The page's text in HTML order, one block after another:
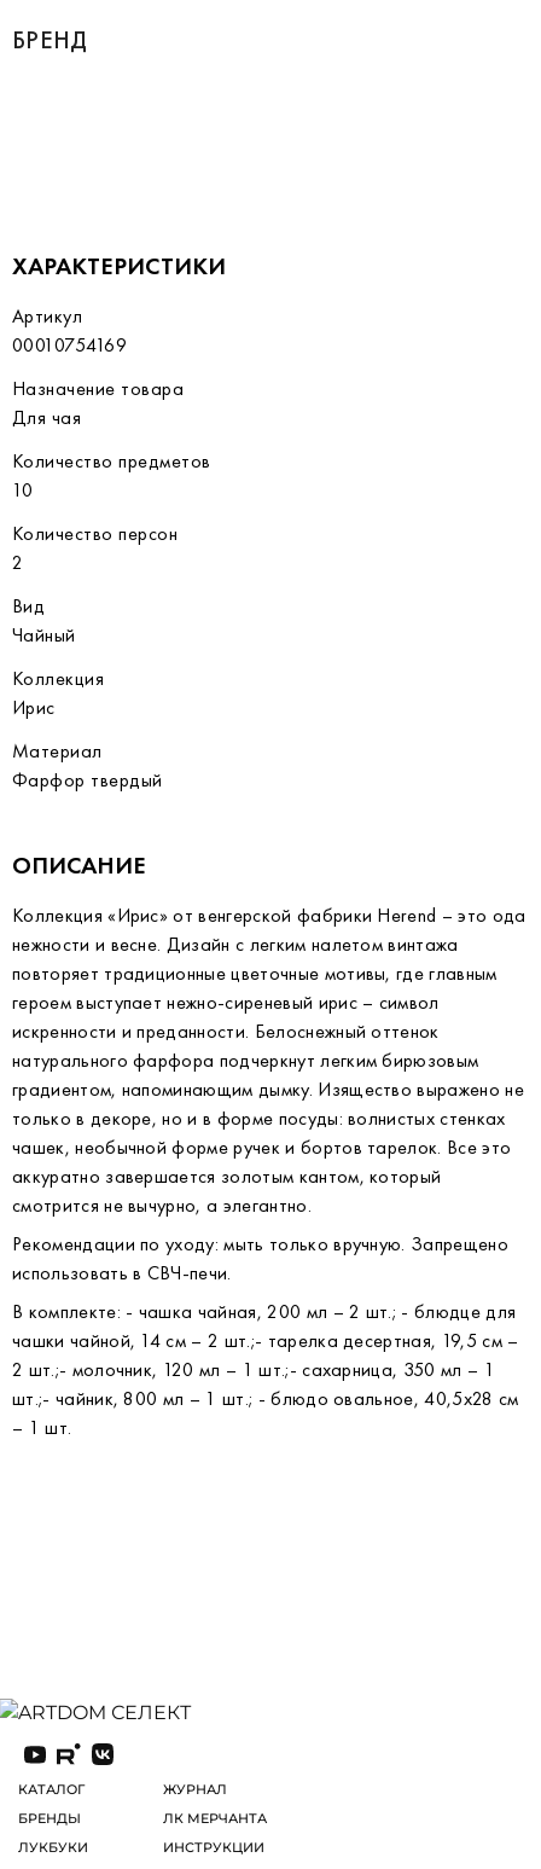
БРЕНД
ХАРАКТЕРИСТИКИ
Артикул
00010754169
Назначение товара
Для чая
Количество предметов
10
Количество персон
2
Вид
Чайный
Коллекция
Ирис
Материал
Фарфор твердый
ОПИСАНИЕ
Коллекция «Ирис» от венгерской фабрики Herend – это ода
нежности и весне. Дизайн с легким налетом винтажа
повторяет традиционные цветочные мотивы, где главным
героем выступает нежно-сиреневый ирис – символ
искренности и преданности. Белоснежный оттенок
натурального фарфора подчеркнут легким бирюзовым
градиентом, напоминающим дымку. Изящество выражено не
только в декоре, но и в форме посуды: волнистых стенках
чашек, необычной форме ручек и бортов тарелок. Все это
аккуратно завершается золотым кантом, который
смотрится не вычурно, а элегантно.
Рекомендации по уходу: мыть только вручную. Запрещено
использовать в СВЧ-печи.
В комплекте: - чашка чайная, 200 мл – 2 шт.; - блюдце для
чашки чайной, 14 см – 2 шт.;- тарелка десертная, 19,5 см –
2 шт.;- молочник, 120 мл – 1 шт.;- сахарница, 350 мл – 1
шт.;- чайник, 800 мл – 1 шт.; - блюдо овальное, 40,5х28 см
– 1 шт.
КАТАЛОГ
БРЕНДЫ
ЛУКБУКИ
ЖУРНАЛ
ЛК МЕРЧАНТА
ИНСТРУКЦИИ